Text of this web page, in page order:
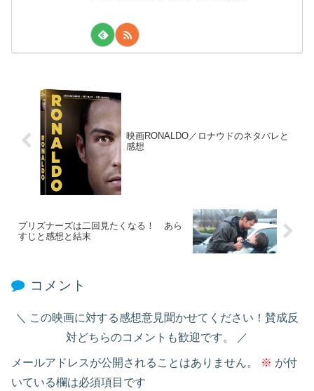
映画RONALDO／ロナウドのネタバレと
感想
プリズナーズは二回見たくなる！ あら
すじと感想と結末
コメント
この映画に対する感想意見聞かせてください！賛成反
対どちらのコメントも歓迎です。
メールアドレスが公開されることはありません。 ※ が付
いている欄は必須項目です